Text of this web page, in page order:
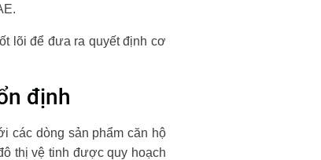
lõi để đưa ra quyết định cơ
định
các dòng sản phẩm căn hộ
thị vệ tinh được quy hoạch